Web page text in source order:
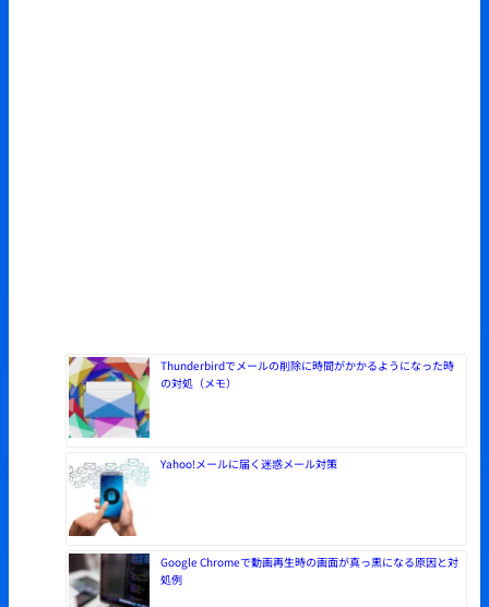
Thunderbirdでメールの削除に時間がかかるようになった時
の対処（メモ）
Yahoo!メールに届く迷惑メール対策
Google Chromeで動画再生時の画面が真っ黒になる原因と対
処例